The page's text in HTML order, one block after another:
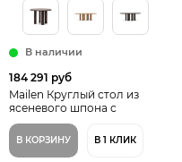
В наличии
184 291 руб
Mailen Круглый стол из
ясеневого шпона с
натуральной отделкой Ø 120 см
Испания La Forma
В КОРЗИНУ В 1 КЛИК